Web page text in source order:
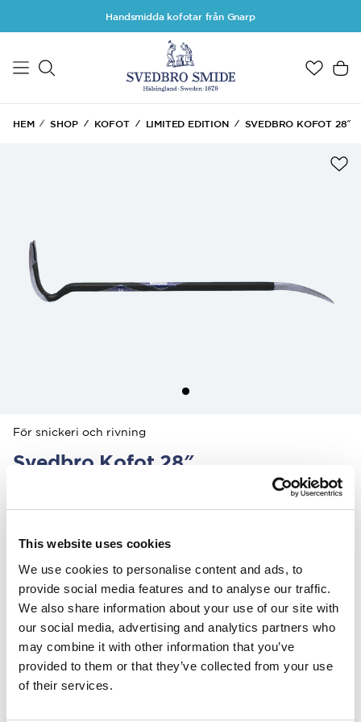
This website uses cookies
We use cookies to personalise content and ads, to
provide social media features and to analyse our traffic.
We also share information about your use of our site with
our social media, advertising and analytics partners who
may combine it with other information that you’ve
provided to them or that they’ve collected from your use
of their services.
Hoppa till huvudinnehållHandsmidda kofotar från Gnarp
HEM SHOP KOFOT LIMITED EDITION SVEDBRO KOFOT 28″
För snickeri och rivning
Svedbro Kofot 28″
Denna produkt säljs exklusivt via vår amerikanska distributör Grand
Hitta din närmaste återförsäljare här.
Över 100 års erfarenhet